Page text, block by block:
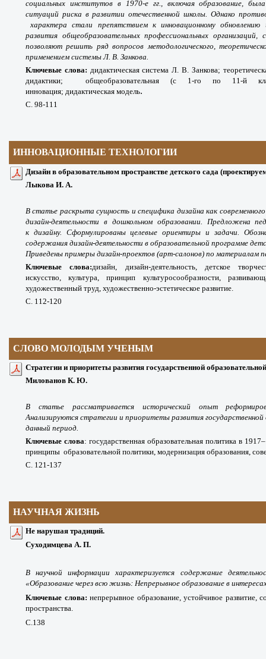
социальных институтов в 1970-е гг., включая образование,
ситуаций риска в развитии отечественной школы. Однако
характера стали препятствием к инновационному обновлению
развития общеобразовательных профессиональных организаций,
позволяют решить ряд вопросов методологического,
применением системы Л. В. Занкова.
Ключевые слова: дидактическая система Л. В. Занкова;
дидактики; общеобразовательная (с 1-го по 11-й
инновация; дидактическая модель.
С. 98-111
ИННОВАЦИОННЫЕ ТЕХНОЛОГИИ
Дизайн в образовательном пространстве детского сада
Лыкова И. А.
В статье раскрыта сущность и специфика дизайна как
дизайн-деятельности в дошкольном образовании. Предложена
к дизайну. Сформулированы целевые ориентиры и задачи.
содержания дизайн-деятельности в образовательной программе
Приведены примеры дизайн-проектов (арт-салонов) по материалам
Ключевые слова:дизайн, дизайн-деятельность, детское
искусство, культура, принцип культуросообразности,
художественный труд, художественно-эстетическое развитие.
С. 112-120
СЛОВО МОЛОДЫМ УЧЕНЫМ
Стратегии и приоритеты развития государственной
Милованов К. Ю.
В статье рассматривается исторический опыт
Анализируются стратегии и приоритеты развития государственной
данный период.
Ключевые слова: государственная образовательная политика в
принципы образовательной политики, модернизация образования,
С. 121-137
НАУЧНАЯ ЖИЗНЬ
Не нарушая традиций.
Суходимцева А. П.
В научной информации характеризуется содержание
«Образование через всю жизнь: Непрерывное образование в
Ключевые слова: непрерывное образование, устойчивое развитие,
пространства.
С.138